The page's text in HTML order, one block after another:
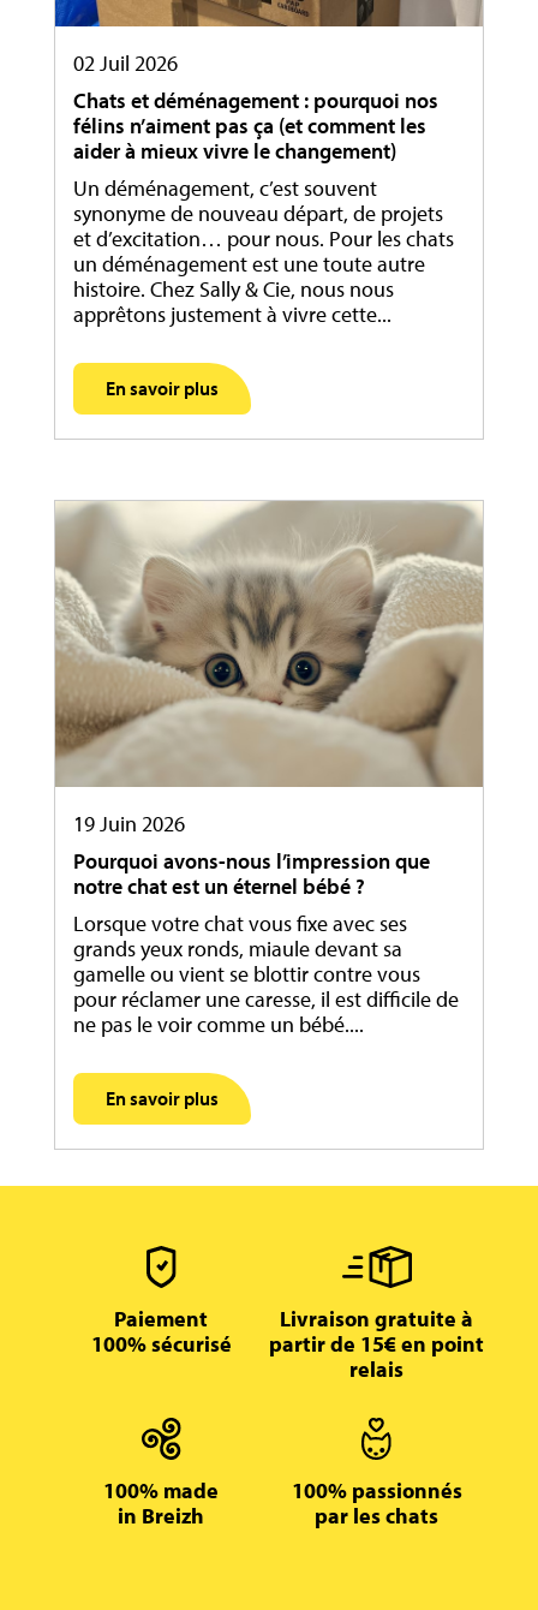
02 Juil 2026
Chats et déménagement : pourquoi nos
félins n’aiment pas ça (et comment les
aider à mieux vivre le changement)
Un déménagement, c’est souvent
synonyme de nouveau départ, de projets
et d’excitation… pour nous. Pour les chats
un déménagement est une toute autre
histoire. Chez Sally & Cie, nous nous
apprêtons justement à vivre cette...
En savoir plus
19 Juin 2026
Pourquoi avons-nous l’impression que
notre chat est un éternel bébé ?
Lorsque votre chat vous fixe avec ses
grands yeux ronds, miaule devant sa
gamelle ou vient se blottir contre vous
pour réclamer une caresse, il est difficile de
ne pas le voir comme un bébé....
En savoir plus
Paiement
100% sécurisé
Livraison gratuite à
partir de 15€ en point
relais
100% made
in Breizh
100% passionnés
par les chats